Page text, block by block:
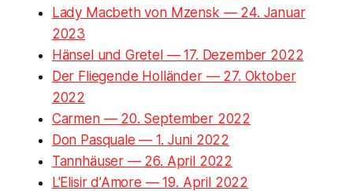
Lady Macbeth von Mzensk — 24. Januar
2023
Hänsel und Gretel — 17. Dezember 2022
Der Fliegende Holländer — 27. Oktober
2022
Carmen — 20. September 2022
Don Pasquale — 1. Juni 2022
Tannhäuser — 26. April 2022
L'Elisir d'Amore — 19. April 2022